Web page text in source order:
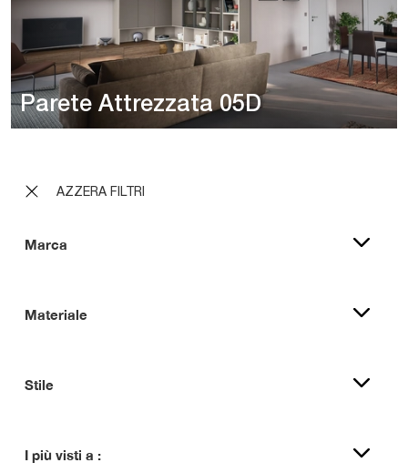
AZZERA FILTRI
Marca
Materiale
Stile
I più visti a :
Parete Attrezzata 05D